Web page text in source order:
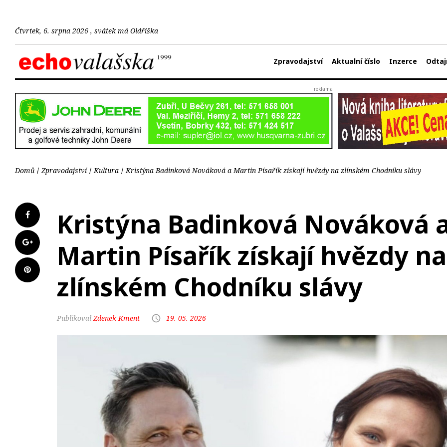
Čtvrtek, 6. srpna 2026 , svátek má Oldřiška
Zpravodajství Aktualní číslo Inzerce
Domů Zpravodajství Kultura Kristýna Badinková Nováková a Martin Písařík získají hvězdy na zlínském Chodníku slávy
Kristýna Badinková Nováková
Martin Písařík získají hvězdy na
zlínském Chodníku slávy
Zdenek Kment 19. 05. 2026